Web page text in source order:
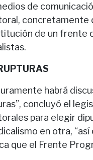
de
concretamente
de un frente
habrá
concluyó el
para elegir
en otra,
que el Frente